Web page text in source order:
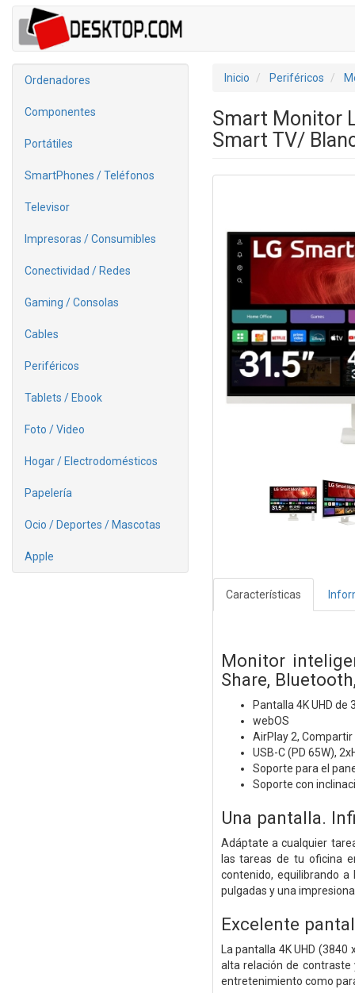
Ordenadores
Componentes
Portátiles
SmartPhones / Teléfonos
Televisor
Impresoras / Consumibles
Conectividad / Redes
Gaming / Consolas
Cables
Periféricos
Tablets / Ebook
Foto / Video
Hogar / Electrodomésticos
Papelería
Ocio / Deportes / Mascotas
Apple
Inicio Periféricos
Smart Monitor
Smart TV/
Características
Monitor
Share,
Pantalla 4K UHD
webOS
AirPlay 2,
USB-C (PD 65W),
Soporte para el
Soporte con
Una pantalla.
Adáptate a cualquier
las tareas de tu oficina
contenido, equilibrando
pulgadas y una
Excelente
La pantalla 4K UHD
alta relación de contraste
entretenimiento como